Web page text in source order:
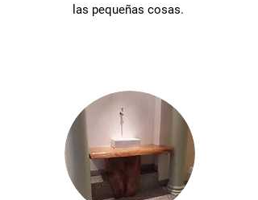
las pequeñas cosas.